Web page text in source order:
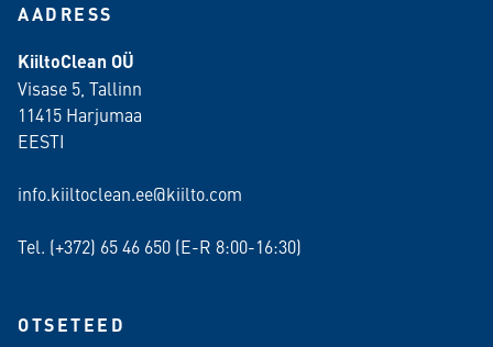
AADRESS
KiiltoClean OÜ
Visase 5, Tallinn
11415 Harjumaa
EESTI
info.kiiltoclean.ee@kiilto.com
Tel. (+372) 65 46 650 (E-R 8:00-16:30)
OTSETEED